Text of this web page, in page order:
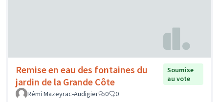
Remise en eau des fontaines du
jardin de la Grande Côte
Soumise
au vote
Rémi Mazeyrac-Audigier
0 0